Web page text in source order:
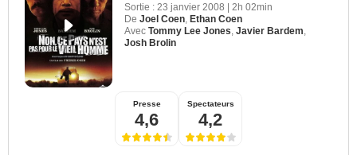
Sortie : 23 janvier 2008 | 2h 02min
De Joel Coen Ethan Coen
Avec Tommy Lee Jones Javier Bardem
Josh Brolin
Presse
4,6
Spectateurs
4,2